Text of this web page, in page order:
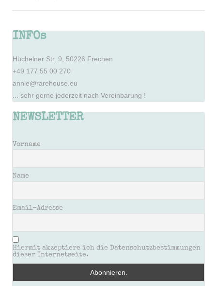
INFOs
Hüchelner Str. 9, 50226 Frechen
+49 177 55 00 270
annie@rarehouse.eu
... sehr gerne jederzeit nach Vereinbarung !
NEWSLETTER
Vorname
Name
Email-Adresse
Hiermit akzeptiere ich die Datenschutzbestimmungen
dieser Internetseite.